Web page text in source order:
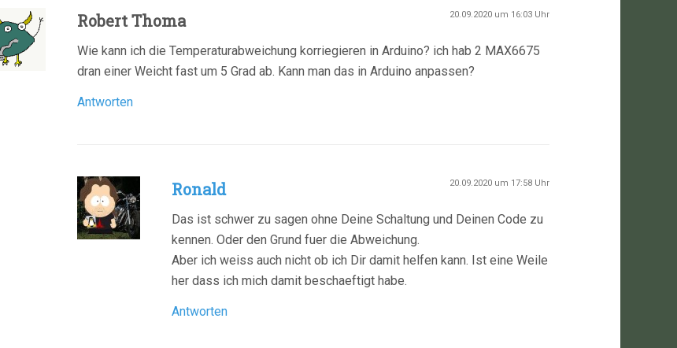
Robert Thoma 20.09.2020 um 16:03 Uhr
Wie kann ich die Temperaturabweichung korriegieren in Arduino? ich hab 2 MAX6675
dran einer Weicht fast um 5 Grad ab. Kann man das in Arduino anpassen?
Antworten
Ronald 20.09.2020 um 17:58 Uhr
Das ist schwer zu sagen ohne Deine Schaltung und Deinen Code zu
kennen. Oder den Grund fuer die Abweichung.
Aber ich weiss auch nicht ob ich Dir damit helfen kann. Ist eine Weile
her dass ich mich damit beschaeftigt habe.
Antworten